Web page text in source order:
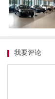
我要评论